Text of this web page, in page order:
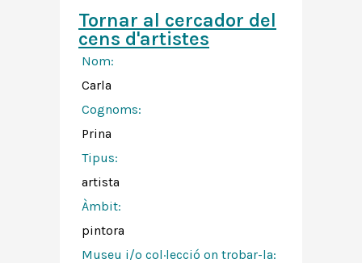
Tornar al cercador del
cens d'artistes
Nom:
Carla
Cognoms:
Prina
Tipus:
artista
Àmbit:
pintora
Museu i/o col·lecció on trobar-la: